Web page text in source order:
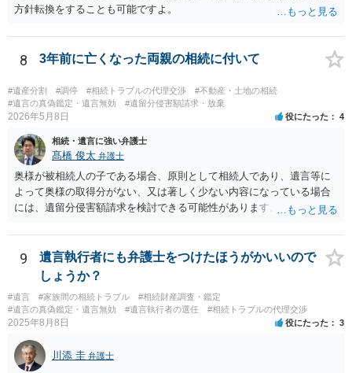
方針転換をすることも可能ですよ。
8 3年前に亡くなった両親の相続に付いて
#遺産分割 #調停 #相続トラブルの代理交渉
#不動産・土地の相続
#遺言の真偽鑑定・遺言無効
#遺留分侵害額請求・放棄
2026年5月8日 役にたった 4
相続・遺言に強い弁護士
髙橋 俊太 弁護士
奥様が被相続人の子である場合、原則として相続人であり、遺言等に
よって奥様の取得分がない、又は著しく少ない内容になっている場合
には、遺留分侵害額請求を検討できる可能性があります。ただし、
記の義務化に関する説明と混同されている可能性があります。相続登
記については、不動産を相続で取得したことを知った日から３年以内
に申請する義務があります。一方、遺留分侵害額請求は、相続開始お
よび遺留分を侵害する贈与・遺贈があったことを知った時から１年で
時効にかかります。また、相続開始から１０年が経過すると、認識の
有無にかかわらず行使できなくなります。 奥様がご両親の死亡を最近
効がいつから進むかは慎重に検討する必要があります。ただし、死亡
から３年が経過しているとのことですので、早急に戸籍、遺言の有
9
遺言執行者にも弁護士をつけたほうがかいいので
しょうか？
#遺言 #家族間の相続トラブル
#相続財産調査・鑑定
#遺言の真偽鑑定・遺言無効
#遺言執行者の選任 #相続トラブルの代理交渉
2025年8月8日 役にたった 3
川添 圭 弁護士